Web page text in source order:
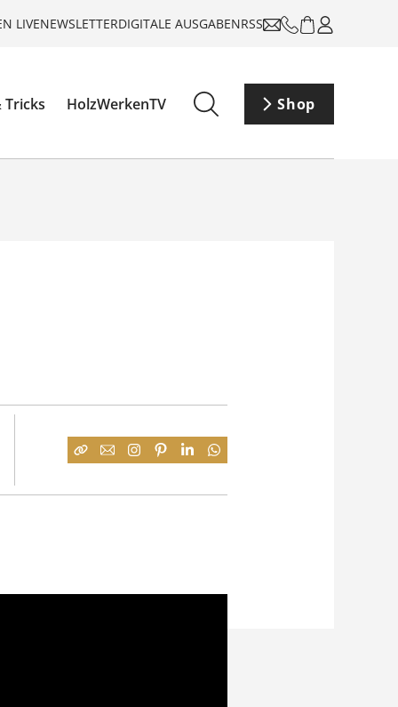
LIVENEWSLETTERDIGITALE AUSGABENRSS
Tricks HolzWerkenTV Shop